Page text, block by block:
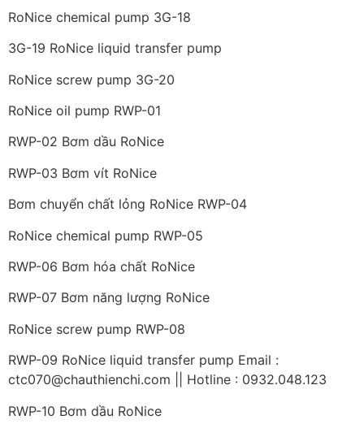
RoNice chemical pump 3G-18
3G-19 RoNice liquid transfer pump
RoNice screw pump 3G-20
RoNice oil pump RWP-01
RWP-02 Bơm dầu RoNice
RWP-03 Bơm vít RoNice
Bơm chuyển chất lỏng RoNice RWP-04
RoNice chemical pump RWP-05
RWP-06 Bơm hóa chất RoNice
RWP-07 Bơm năng lượng RoNice
RoNice screw pump RWP-08
RWP-09 RoNice liquid transfer pump Email :
ctc070@chauthienchi.com || Hotline : 0932.048.123
RWP-10 Bơm dầu RoNice